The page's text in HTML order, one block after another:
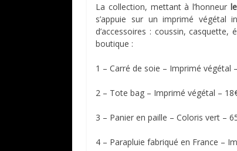
La collection, mettant à l’honneur
s’appuie sur un imprimé végétal
d’accessoires : coussin, casquette,
boutique :
1 – Carré de soie – Imprimé végétal
2 – Tote bag – Imprimé végétal –
3 – Panier en paille – Coloris vert –
4 – Parapluie fabriqué en France –